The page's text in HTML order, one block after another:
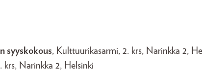
syyskokous, Kulttuurikasarmi, 2. krs, Narinkka 2,
krs, Narinkka 2, Helsinki